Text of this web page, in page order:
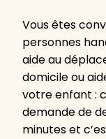
Vous êtes
personnes
aide au
domicile ou
votre enfant :
demande de
minutes et